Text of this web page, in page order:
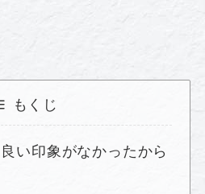
もくじ
い印象がなかったから